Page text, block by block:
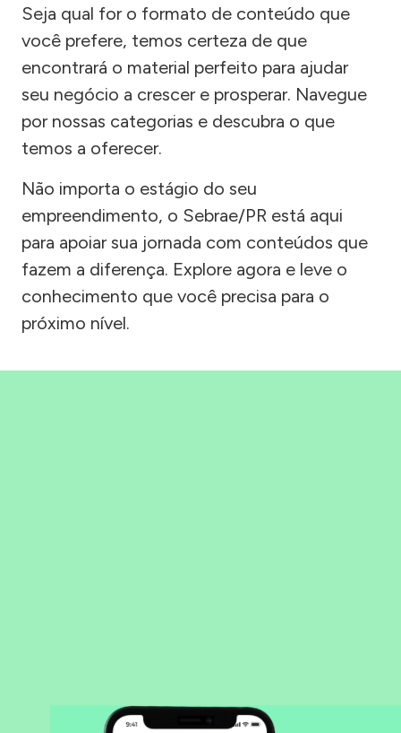
Seja qual for o formato de conteúdo que
você prefere, temos certeza de que
encontrará o material perfeito para ajudar
seu negócio a crescer e prosperar. Navegue
por nossas categorias e descubra o que
temos a oferecer.
Não importa o estágio do seu
empreendimento, o Sebrae/PR está aqui
para apoiar sua jornada com conteúdos que
fazem a diferença. Explore agora e leve o
conhecimento que você precisa para o
próximo nível.